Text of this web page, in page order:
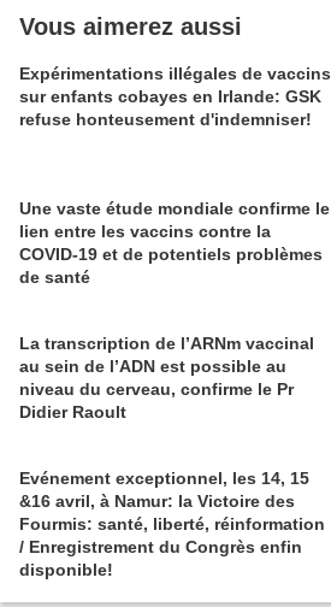
Vous aimerez aussi
Expérimentations illégales de vaccins
sur enfants cobayes en Irlande: GSK
refuse honteusement d'indemniser!
Une vaste étude mondiale confirme le
lien entre les vaccins contre la
COVID-19 et de potentiels problèmes
de santé
La transcription de l’ARNm vaccinal
au sein de l’ADN est possible au
niveau du cerveau, confirme le Pr
Didier Raoult
Evénement exceptionnel, les 14, 15
&16 avril, à Namur: la Victoire des
Fourmis: santé, liberté, réinformation
/ Enregistrement du Congrès enfin
disponible!